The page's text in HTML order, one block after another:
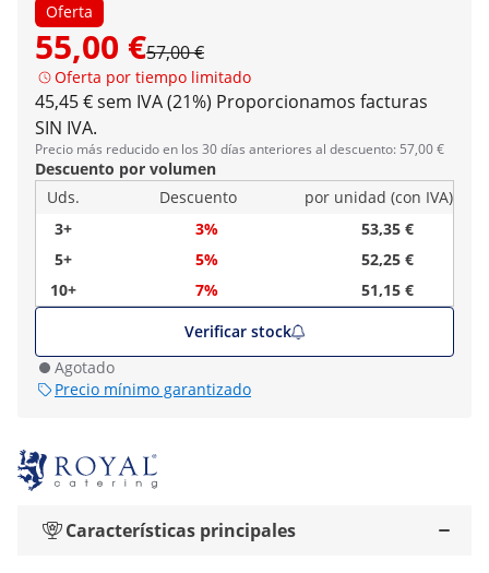
Oferta
55,00 €57,00 €
Oferta por tiempo limitado
45,45 € sem IVA (21%) Proporcionamos facturas
SIN IVA.
Precio más reducido en los 30 días anteriores al descuento: 57,00 €
Descuento por volumen
Uds.
Descuento
por unidad (con IVA)
3+
3%
53,35 €
5+
5%
52,25 €
10+
7%
51,15 €
Verificar stock
Agotado
Precio mínimo garantizado
Características principales